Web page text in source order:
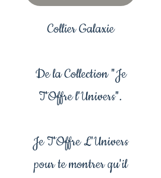
Collier Galaxie
De la Collection "Je
T'Offre l'Univers".
Je T'Offre L'Univers
pour te montrer qu'il